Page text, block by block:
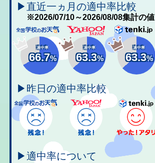
▶直近一ヵ月の適中率比較
※2026/07/10～2026/08/08集計の値
適中率
66.7%
適中率
63.3%
適中率
63.3%
▶昨日の適中率比較
▶適中率について